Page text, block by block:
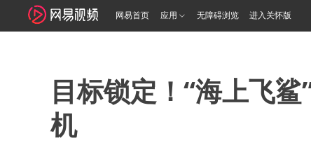
网易首页 应用 无障碍浏览 进入关怀版
目标锁定！“海上飞
机